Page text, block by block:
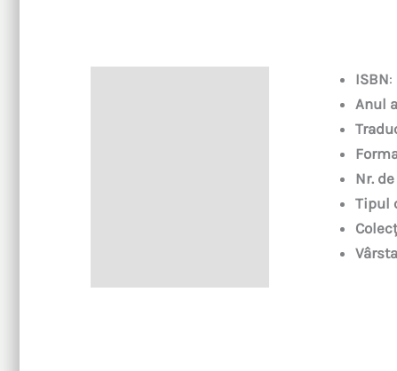
ISBN:
Anul
Nr.
Tipul